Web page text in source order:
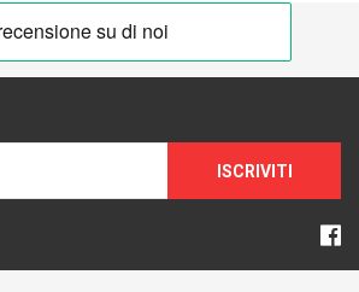
ISCRIVITI